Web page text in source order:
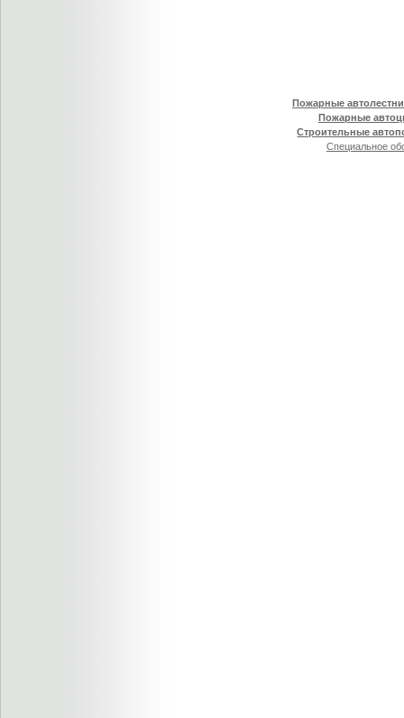
Пожарные
Пожарные
Строительные
Специальное